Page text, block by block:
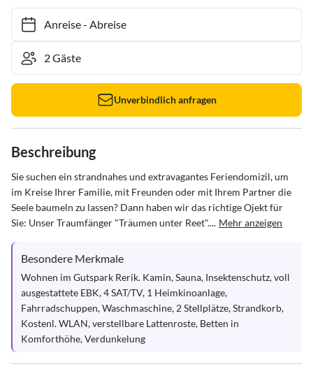
Anreise- Abreise
Unverbindlich anfragen
Beschreibung
Sie suchen ein strandnahes und extravagantes Feriendomizil, um
im Kreise Ihrer Familie, mit Freunden oder mit Ihrem Partner die
Seele baumeln zu lassen? Dann haben wir das richtige Ojekt für
Sie: Unser Traumfänger "Träumen unter Reet".... Mehr anzeigen
Besondere Merkmale
Wohnen im Gutspark Rerik. Kamin, Sauna, Insektenschutz, voll
ausgestattete EBK, 4 SAT/TV, 1 Heimkinoanlage,
Fahrradschuppen, Waschmaschine, 2 Stellplätze, Strandkorb,
Kostenl. WLAN, verstellbare Lattenroste, Betten in
Komforthöhe, Verdunkelung